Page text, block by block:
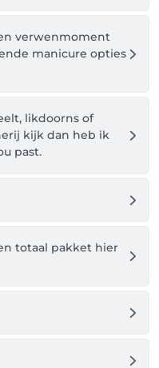
verwenmoment
manicure opties
likdoorns of
kijk dan heb ik
past.
totaal pakket hier